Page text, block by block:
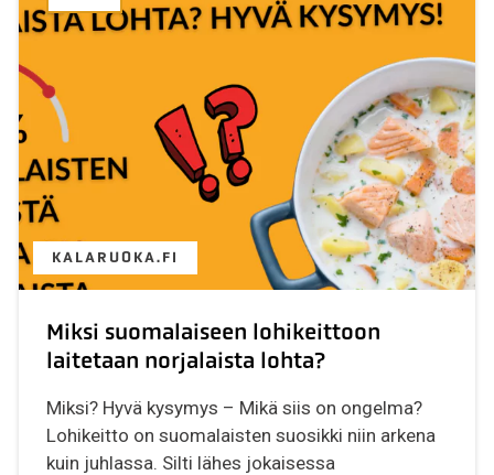
KALARUOKA.FI
Miksi suomalaiseen lohikeittoon
laitetaan norjalaista lohta?
Miksi? Hyvä kysymys – Mikä siis on ongelma?
Lohikeitto on suomalaisten suosikki niin arkena
kuin juhlassa. Silti lähes jokaisessa